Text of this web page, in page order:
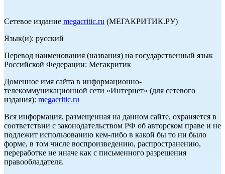
Сетевое издание megacritic.ru (МЕГАКРИТИК.РУ)
Язык(и): русский
Перевод наименования (названия) на государственный язык
Российской Федерации: Мегакритик
Доменное имя сайта в информационно-
телекоммуникационной сети «Интернет» (для сетевого
издания): megacritic.ru
Вся информация, размещенная на данном сайте, охраняется в
соответствии с законодательством РФ об авторском праве и не
подлежит использованию кем-либо в какой бы то ни было
форме, в том числе воспроизведению, распространению,
переработке не иначе как с письменного разрешения
правообладателя.